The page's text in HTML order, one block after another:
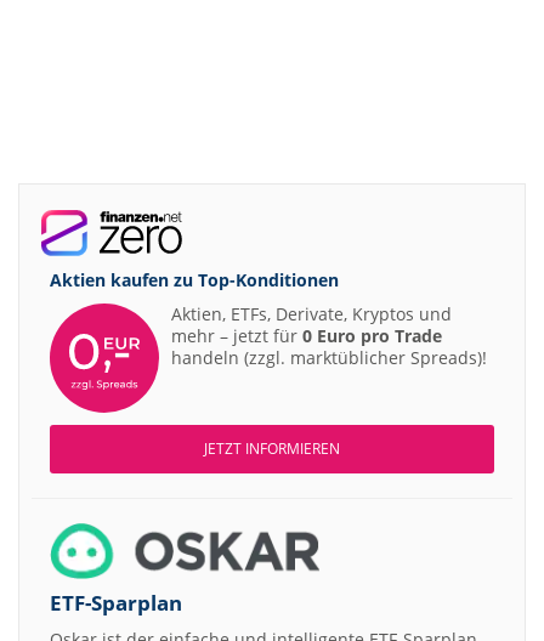
Aktien kaufen zu Top-Konditionen
Aktien, ETFs, Derivate, Kryptos und
mehr – jetzt für 0 Euro pro Trade
handeln (zzgl. marktüblicher Spreads)!
JETZT INFORMIEREN
ETF-Sparplan